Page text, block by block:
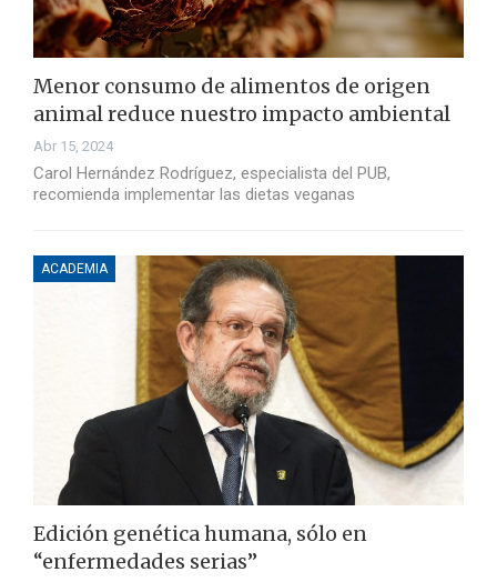
Menor consumo de alimentos de origen
animal reduce nuestro impacto ambiental
Abr 15, 2024
Carol Hernández Rodríguez, especialista del PUB,
recomienda implementar las dietas veganas
ACADEMIA
Edición genética humana, sólo en
“enfermedades serias”